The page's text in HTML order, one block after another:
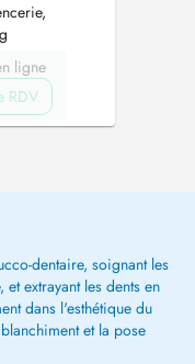
ligne
RDV
dentaire, soignant les
extrayant les dents en
dans l'esthétique du
et la pose